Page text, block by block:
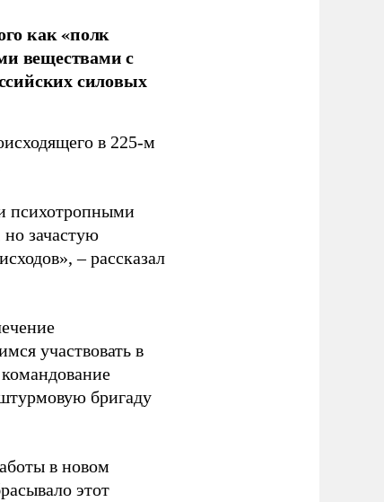
как «полк
веществами с
силовых
в 225-м
психотропными
зачастую
– рассказал
участвовать в
бригаду
в новом
этот